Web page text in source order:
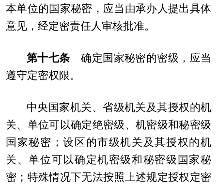
本单位的国家秘密，应当由承办人提出具体
意见，经定密责任人审核批准。
第十七条 确定国家秘密的密级，应当
遵守定密权限。
中央国家机关、省级机关及其授权的机
关、单位可以确定绝密级、机密级和秘密级
国家秘密；设区的市级机关及其授权的机
关、单位可以确定机密级和秘密级国家秘
密；特殊情况下无法按照上述规定授权定密